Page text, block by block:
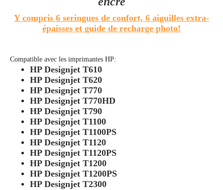
Y compris 6 seringues de confort, 6 aiguilles extra-
épaisses et guide de recharge photo!
Compatible avec les imprimantes HP:
HP Designjet T610
HP Designjet T620
HP Designjet T770
HP Designjet T770HD
HP Designjet T790
HP Designjet T1100
HP Designjet T1100PS
HP Designjet T1120
HP Designjet T1120PS
HP Designjet T1200
HP Designjet T1200PS
HP Designjet T2300